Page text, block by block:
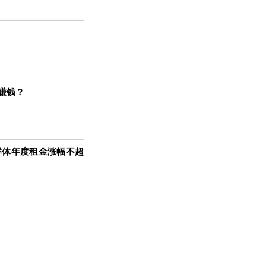
钱？
年度租金涨幅不超